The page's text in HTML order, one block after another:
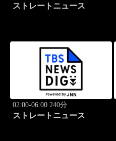
ストレートニュース
02:00-06:00 240分
ストレートニュース